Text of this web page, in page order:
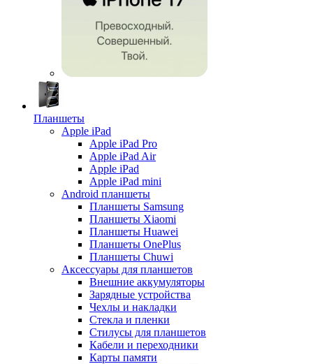
Планшеты
Apple iPad
Apple iPad Pro
Apple iPad Air
Apple iPad
Apple iPad mini
Android планшеты
Планшеты Samsung
Планшеты Xiaomi
Планшеты Huawei
Планшеты OnePlus
Планшеты Chuwi
Аксессуары для планшетов
Внешние аккумуляторы
Зарядные устройства
Чехлы и накладки
Стекла и пленки
Стилусы для планшетов
Кабели и переходники
Карты памяти